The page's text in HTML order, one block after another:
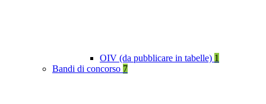
OIV (da pubblicare in tabelle) 1
Bandi di concorso 7